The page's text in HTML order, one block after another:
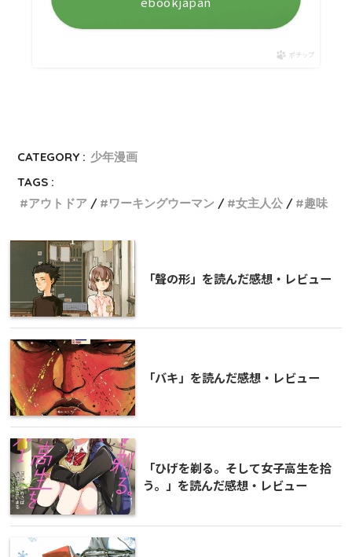
ポチップ
CATEGORY : 少年漫画
TAGS :
アウトドア
ワーキングウーマン 女主人公 趣味
「聲の形」を読んだ感想・レビュー
「バキ」を読んだ感想・レビュー
「ひげを剃る。そして女子高生を拾
う。」を読んだ感想・レビュー